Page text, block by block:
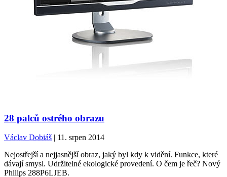
28 palců ostrého obrazu
Václav Dobiáš | 11. srpen 2014
Nejostřejší a nejjasnější obraz, jaký byl kdy k vidění. Funkce, které
dávají smysl. Udržitelné ekologické provedení. O čem je řeč? Nový
Philips 288P6LJEB.